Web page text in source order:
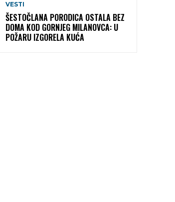
VESTI
ŠESTOČLANA PORODICA OSTALA BEZ
DOMA KOD GORNJEG MILANOVCA: U
POŽARU IZGORELA KUĆA